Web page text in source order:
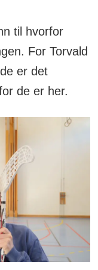
til hvorfor
For Torvald
er det
de er her.